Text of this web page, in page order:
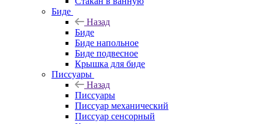
Биде
Назад
Биде
Биде напольное
Биде подвесное
Крышка для биде
Писсуары
Назад
Писсуары
Писсуар механический
Писсуар сенсорный